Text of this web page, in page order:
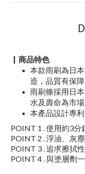
▏商品特色
本款雨刷為日
造，品質有保障
雨刷條採用日
水及壽命為市
本產品設計專
POINT 1 . 使用約3
POINT 2 .浮油、灰
POINT 3 .追求擦拭
POINT 4 .與塗層劑